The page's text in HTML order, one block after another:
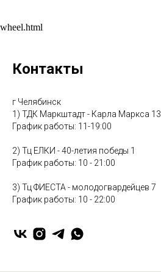
wheel.html
Контакты
г Челябинск
1) ТДК Маркштадт - Карла Маркса
График работы: 11-19:00
2) Тц ЕЛКИ - 40-летия победы 1
График работы: 10 - 21:00
3) Тц ФИЕСТА - молодогвардейцев 7
График работы: 10 - 22:00